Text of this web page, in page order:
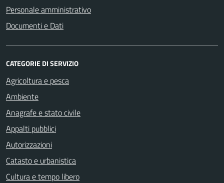
Personale amministrativo
Documenti e Dati
CATEGORIE DI SERVIZIO
Agricoltura e pesca
Ambiente
Anagrafe e stato civile
Appalti pubblici
Autorizzazioni
Catasto e urbanistica
Cultura e tempo libero